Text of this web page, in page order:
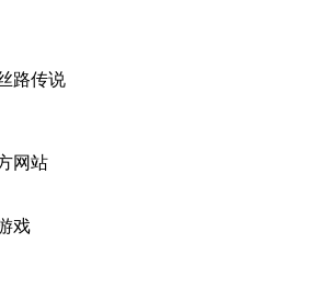
路传说
网站
戏